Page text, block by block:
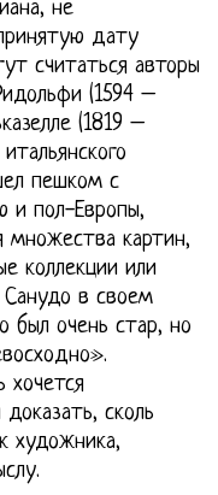
не
дату
считаться авторы
(1594 –
(1819 –
пешком с
и пол-Европы,
множества картин,
коллекции или
Санудо в своем
был очень стар, но
хочется
сколь
художника,